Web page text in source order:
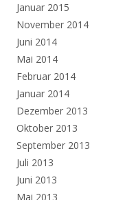
Januar 2015
November 2014
Juni 2014
Mai 2014
Februar 2014
Januar 2014
Dezember 2013
Oktober 2013
September 2013
Juli 2013
Juni 2013
Mai 2013